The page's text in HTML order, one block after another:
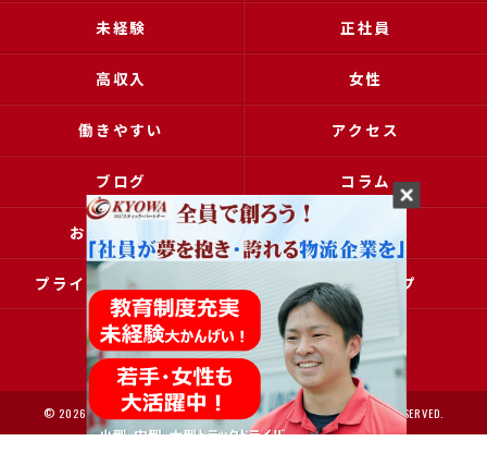
未経験 正社員
高収入 女性
働きやすい アクセス
ブログ コラム
お問い合わせ
プライバシーポリシー サイトマップ
© 2026 大阪で運送の求人なら協和運送株式会社 ALL RIGHTS RESERVED.